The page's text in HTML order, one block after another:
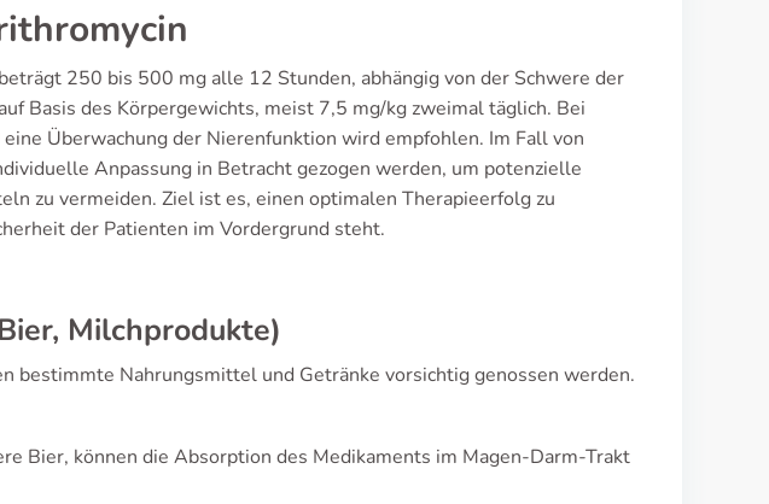
250 bis 500 mg alle 12 Stunden, abhängig von der Schwere der
Basis des Körpergewichts, meist 7,5 mg/kg zweimal täglich. Bei
Überwachung der Nierenfunktion wird empfohlen. Im Fall von
Anpassung in Betracht gezogen werden, um potenzielle
zu vermeiden. Ziel ist es, einen optimalen Therapieerfolg zu
der Patienten im Vordergrund steht.
Milchprodukte)
bestimmte Nahrungsmittel und Getränke vorsichtig genossen werden.
Bier, können die Absorption des Medikaments im Magen-Darm-Trakt